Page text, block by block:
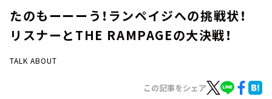
たのもーーーう！ランペイジへの挑戦状！
リスナーとTHE RAMPAGEの大決戦！
TALK ABOUT
この記事をシェア